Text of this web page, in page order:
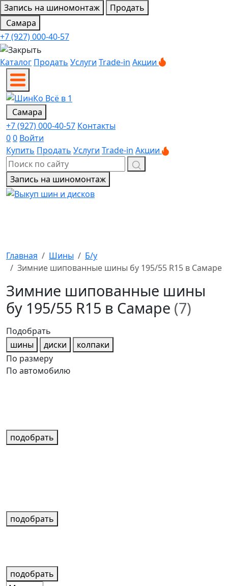
Запись на шиномонтаж
Продать
Самара
+7 (927) 000-40-57
Каталог Продать Услуги Trade-in Акции
Самара
+7 (927) 000-40-57 Контакты
00 Войти
Купить Продать Услуги Trade-in Акции
Запись на шиномонтаж
Главная Шины
Б/у
Зимние шипованные шины бу 195/55 R15 в Самаре
Зимние шипованные шины
бу 195/55 R15 в Самаре (7)
Подобрать
шины
диски
колпаки
По размеру
По автомобилю
подобрать
подобрать
подобрать